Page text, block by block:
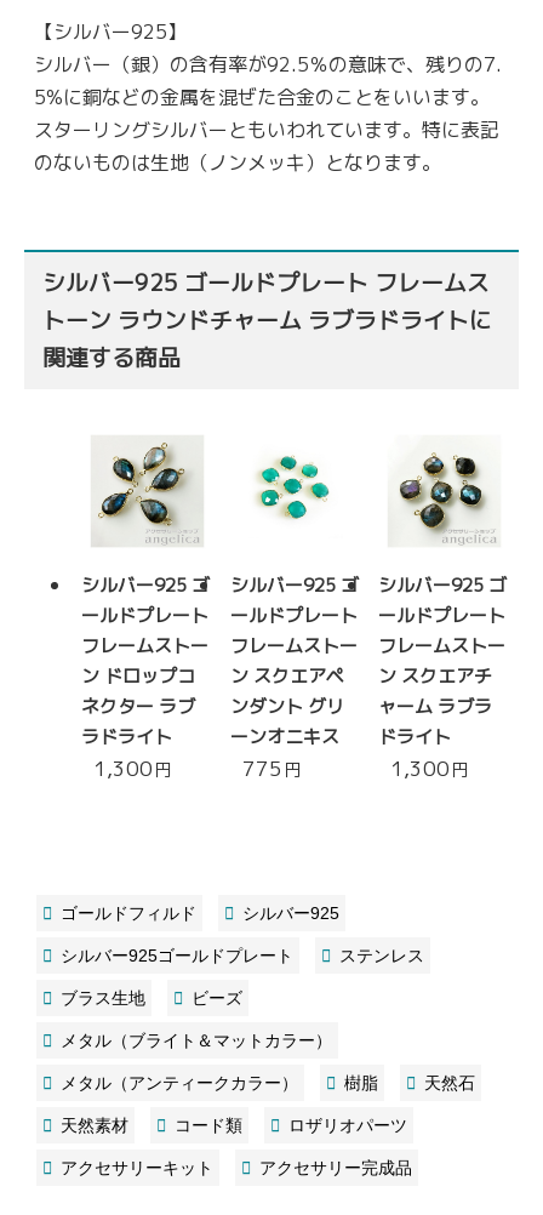
【シルバー925】
シルバー（銀）の含有率が92.5％の意味で、残りの7.
5%に銅などの金属を混ぜた合金のことをいいます。
スターリングシルバーともいわれています。特に表記
のないものは生地（ノンメッキ）となります。
シルバー925 ゴールドプレート フレームス
トーン ラウンドチャーム ラブラドライトに
関連する商品
シルバー925 ゴ
ールドプレート
フレームストー
ン ドロップコ
ネクター ラブ
ラドライト
1,300 円
シルバー925 ゴ
ールドプレート
フレームストー
ン スクエアペ
ンダント グリ
ーンオニキス
775 円
シルバー925 ゴ
ールドプレート
フレームストー
ン スクエアチ
ャーム ラブラ
ドライト
1,300 円
ゴールドフィルド シルバー925
シルバー925ゴールドプレート ステンレス
ブラス生地 ビーズ
メタル（ブライト＆マットカラー）
メタル（アンティークカラー） 樹脂 天然石
天然素材 コード類 ロザリオパーツ
アクセサリーキット アクセサリー完成品